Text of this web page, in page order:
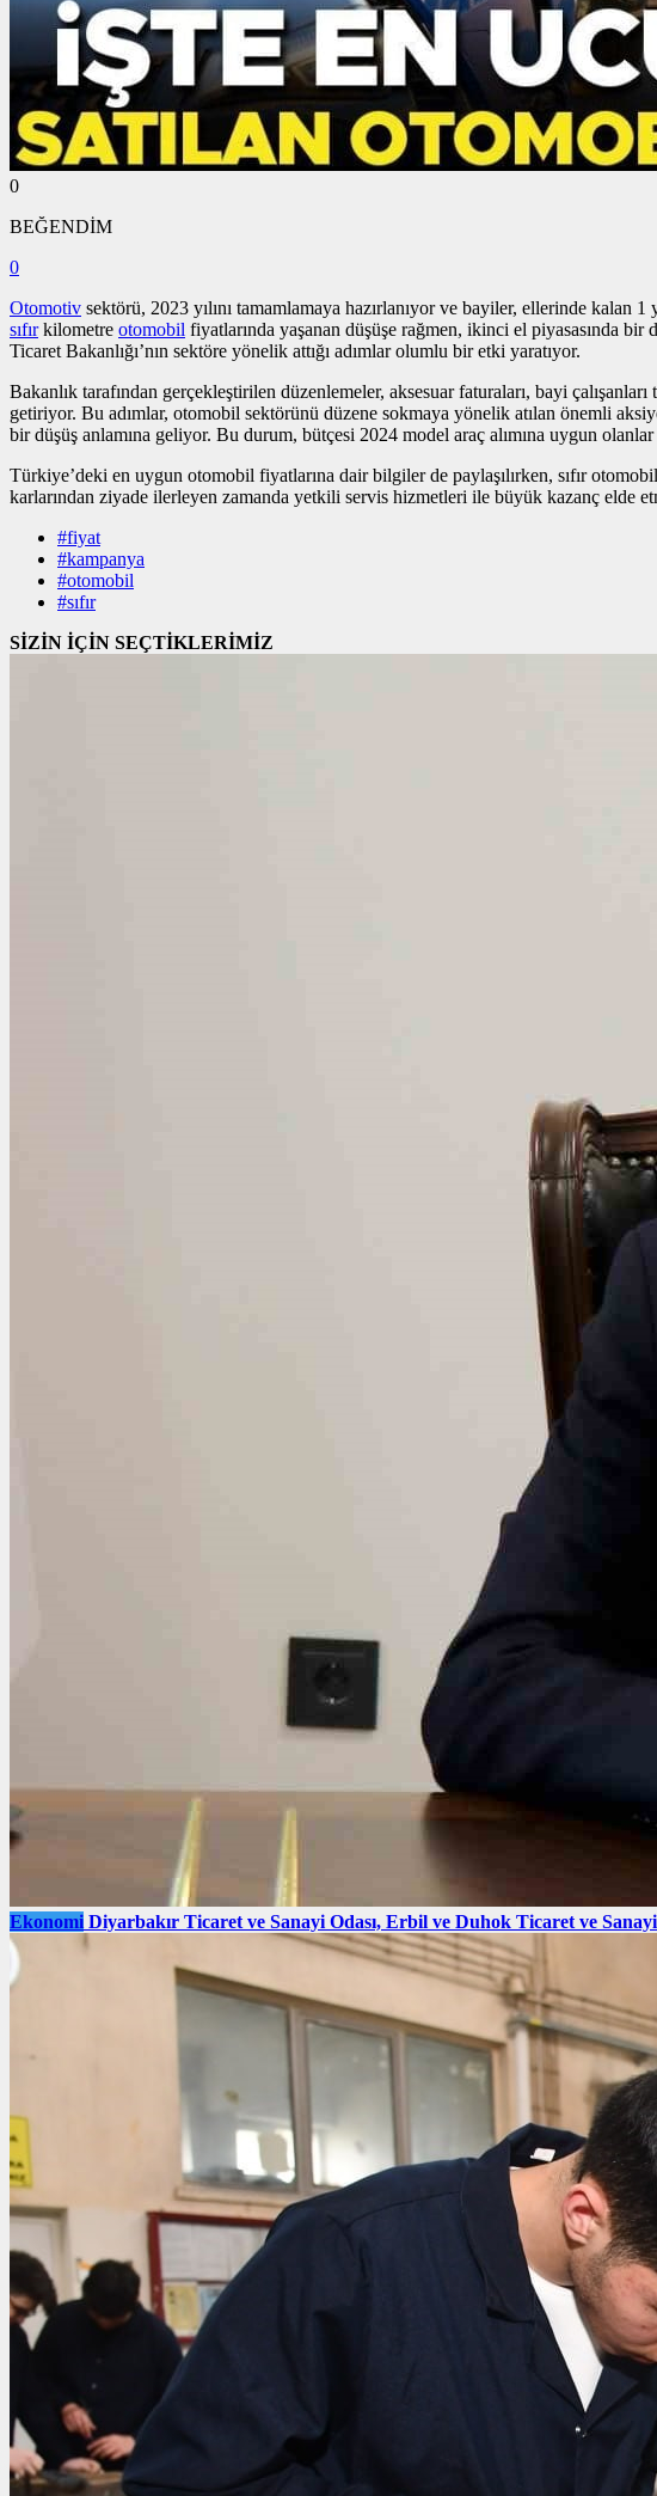
0
BEĞENDİM
0
Otomotiv sektörü, 2023 yılını tamamlamaya hazırlanıyor ve bayiler, ellerinde kalan
sıfırkilometre otomobil fiyatlarında yaşanan düşüşe rağmen, ikinci el piyasasında
Ticaret Bakanlığı’nın sektöre yönelik attığı adımlar olumlu bir etki yaratıyor.
Bakanlık tarafından gerçekleştirilen düzenlemeler, aksesuar faturaları, bayi
getiriyor. Bu adımlar, otomobil sektörünü düzene sokmaya yönelik atılan önemli
bir düşüş anlamına geliyor. Bu durum, bütçesi 2024 model araç alımına uygun
Türkiye’deki en uygun otomobil fiyatlarına dair bilgiler de paylaşılırken, sıfır
karlarından ziyade ilerleyen zamanda yetkili servis hizmetleri ile büyük kazanç elde
#fiyat
#kampanya
#otomobil
#sıfır
SİZİN İÇİN SEÇTİKLERİMİZ
Ekonomi Diyarbakır Ticaret ve Sanayi Odası, Erbil ve Duhok Ticaret ve